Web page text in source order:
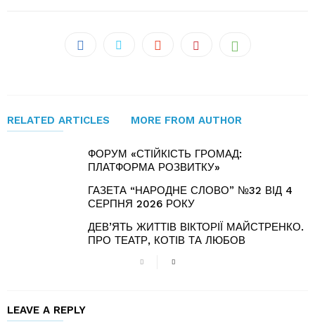
RELATED ARTICLES MORE FROM AUTHOR
ФОРУМ «СТІЙКІСТЬ ГРОМАД:
ПЛАТФОРМА РОЗВИТКУ»
ГАЗЕТА “НАРОДНЕ СЛОВО” №32 ВІД 4
СЕРПНЯ 2026 РОКУ
ДЕВ’ЯТЬ ЖИТТІВ ВІКТОРІЇ МАЙСТРЕНКО.
ПРО ТЕАТР, КОТІВ ТА ЛЮБОВ
LEAVE A REPLY